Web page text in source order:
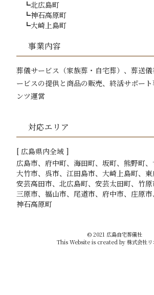
北広島町
神石高原町
大崎上島町
事業内容
葬儀サービス（家族葬・自宅葬）、葬送
ービスの提供と商品の販売、終活サポー
ンツ運営
対応エリア
[ 広島県内全域 ]
広島市
府中町 海田町 坂町 熊野町
大竹市
呉市 江田島市 大崎上島町
安芸高田市
北広島町 安芸太田町 竹
三原市
福山市 尾道市 府中市 庄原市
神石高原町
© 2021 広島自宅葬儀社
This Website is created by 株式会社リ